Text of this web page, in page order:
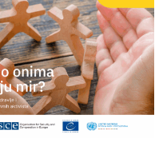
мировних
организација:
Попуните
упитник и
придружите се